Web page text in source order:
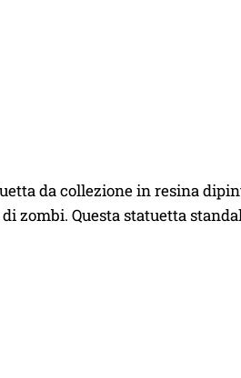
da collezione in resina
zombi. Questa statuetta